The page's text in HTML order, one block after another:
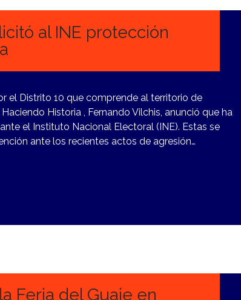
al INE protección
el Distrito 10 que comprende al territorio de
Historia , Fernando Vilchis, anunció que ha
el Instituto Nacional Electoral (INE). Estas se
ante los recientes actos de agresión…
Feria del Guaje en